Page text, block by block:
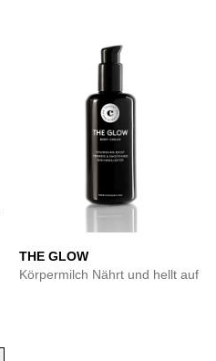
THE GLOW
Körpermilch Nährt und hellt auf